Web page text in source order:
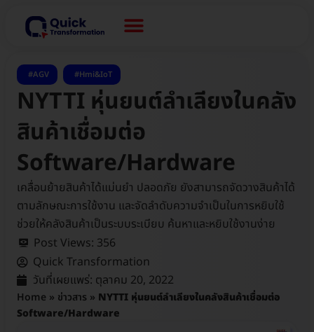
AGV Hmi&IoT
NYTTI หุ่นยนต์ลำเลียงในคลัง
สินค้าเชื่อมต่อ
Software/Hardware
เคลื่อนย้ายสินค้าได้แม่นยำ ปลอดภัย ยังสามารถจัดวางสินค้าได้
ตามลักษณะการใช้งาน และจัดลำดับความจำเป็นในการหยิบใช้
ช่วยให้คลังสินค้าเป็นระบบระเบียบ ค้นหาและหยิบใช้งานง่าย
Post Views: 356
Quick Transformation
วันที่เผยแพร่: ตุลาคม 20, 2022
Home » ข่าวสาร » NYTTI หุ่นยนต์ลำเลียงในคลังสินค้าเชื่อมต่อ
Software/Hardware